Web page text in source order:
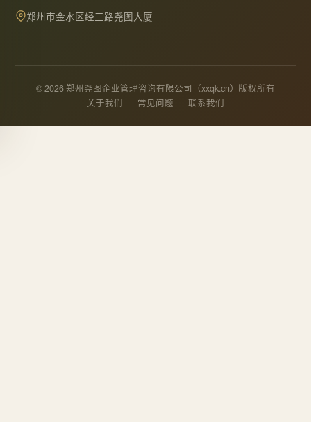
郑州市金水区经三路尧图大厦
© 2026 郑州尧图企业管理咨询有限公司（xxqk.cn）版权所有
关于我们
常见问题 联系我们